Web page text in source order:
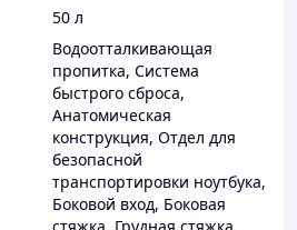
50 л
Водоотталкивающая
пропитка, Система
быстрого сброса,
Анатомическая
конструкция, Отдел для
безопасной
транспортировки ноутбука,
Боковой вход, Боковая